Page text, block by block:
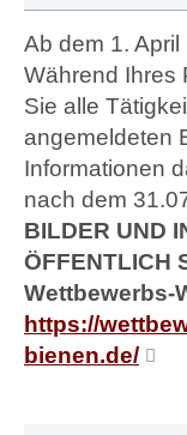
Ab dem 1.
Während Ihres
Sie alle
angemeldeten
Informationen
nach dem
BILDER UND
ÖFFENTLICH
Wettbewerbs-
https://
bienen.de/